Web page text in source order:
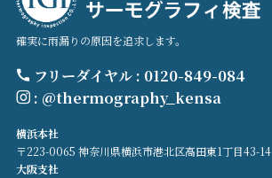
確実に雨漏りの原因を追求します。
フリーダイヤル : 0120-849-084
: @thermography_kensa
横浜本社
〒223-0065 神奈川県横浜市港北区高田東1丁目43-14
大阪支社